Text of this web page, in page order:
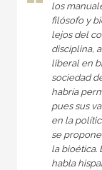
los
filósofo y
lejos del
disciplina,
liberal en
sociedad
habría
pues sus
en la
se
la bioética.
habla